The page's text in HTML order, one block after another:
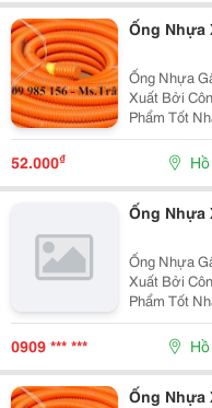
Ống Nhựa
Ống Nhựa
Xuất Bởi
Phẩm Tốt
Từ 25Mm Đến 250Mm . Ưu
Dàng Uốn
52.000₫
Ống Nhựa
Ống Nhựa
Xuất Bởi
Phẩm Tốt
Từ 25Mm Đến 250Mm . Ưu
Dàng Uốn
0909 *** ***
Ống Nhựa